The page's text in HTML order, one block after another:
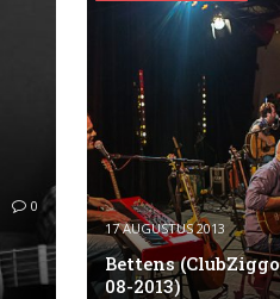
0
17 AUGUSTUS 2013
Bettens
08-2013)